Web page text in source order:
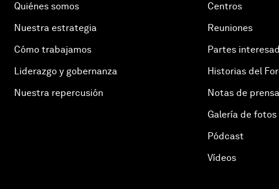
Quiénes somos
Nuestra estrategia
Cómo trabajamos
Liderazgo y gobernanza
Nuestra repercusión
Centros
Reuniones
Partes
Historias del
Notas de prensa
Galería de fotos
Pódcast
Vídeos